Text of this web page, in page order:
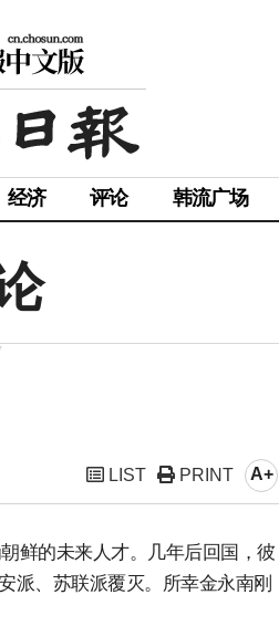
经济 评论 韩流广场
LIST PRINT A+
鲜的未来人才。几年后回国，彼
派、苏联派覆灭。所幸金永南刚